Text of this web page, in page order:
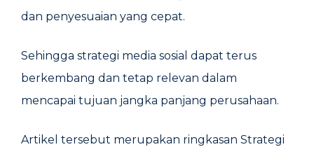
dan penyesuaian yang cepat.
Sehingga strategi media sosial dapat terus
berkembang dan tetap relevan dalam
mencapai tujuan jangka panjang perusahaan.
Artikel tersebut merupakan ringkasan Strategi